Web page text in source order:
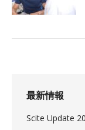
最新情報
Scite Update